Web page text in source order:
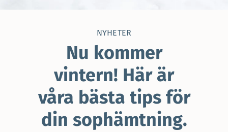
NYHETER
Nu kommer
vintern! Här är
våra bästa tips för
din sophämtning.